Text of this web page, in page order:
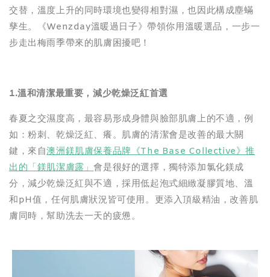
交替，溫度上升的同時環境也變得相對濕，也因此構成塵蟎
孳生。《Wenzday溫暖過日子》帶領你用溫暖選品，一步一
步走出梅雨季帶來的肌膚困擾吧！
1.溫和清潔最重要，減少乾燥泛紅首選
春夏之交濕度高，最容易形成身體與臉部肌膚上的不適，例
如：粉刺、乾燥泛紅、癢。肌膚的清潔會是改善的最大關
鍵，來自澳洲鎂肌膚保養品牌《The Base Collective》推
出的「鎂肌潔膚露」會是很好的選擇，獨特添加氯化鎂成
分，減少乾燥泛紅與不適，採用低起泡式細緻凝膠質地、溫
和pH值，任何肌膚狀況皆可使用。更添入頂級精油，改善肌
膚同時，幫助洗去一天的疲憊。